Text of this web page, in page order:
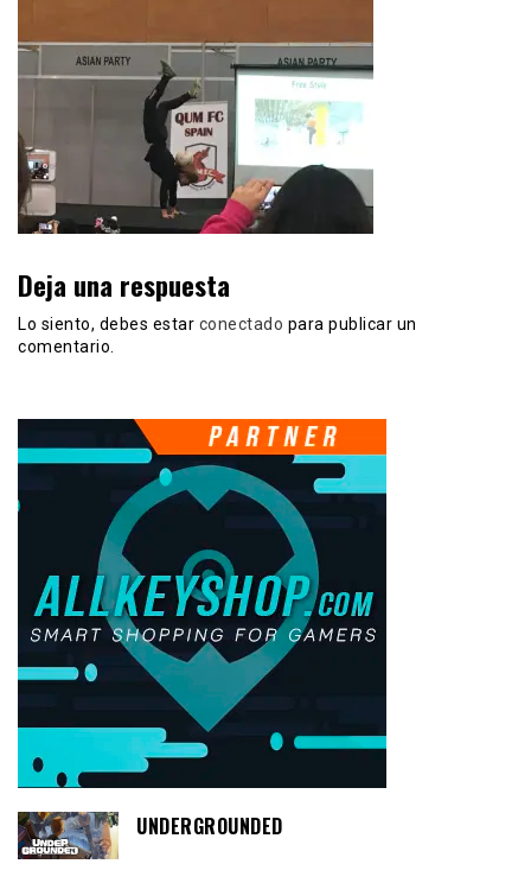
Deja una respuesta
Lo siento, debes estar conectado para publicar un
comentario.
UNDERGROUNDED